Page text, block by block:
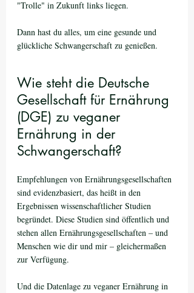
"Trolle" in Zukunft links liegen.
Dann hast du alles, um eine gesunde und
glückliche Schwangerschaft zu genießen.
Wie steht die Deutsche
Gesellschaft für Ernährung
(DGE) zu veganer
Ernährung in der
Schwangerschaft?
Empfehlungen von Ernährungsgesellschaften
sind evidenzbasiert, das heißt in den
Ergebnissen wissenschaftlicher Studien
begründet. Diese Studien sind öffentlich und
stehen allen Ernährungsgesellschaften – und
Menschen wie dir und mir – gleichermaßen
zur Verfügung.
Und die Datenlage zu veganer Ernährung in